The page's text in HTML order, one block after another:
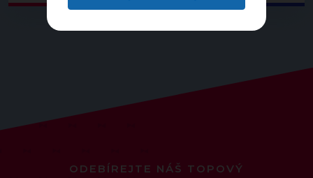
ODEBÍREJTE NÁŠ TOPOVÝ